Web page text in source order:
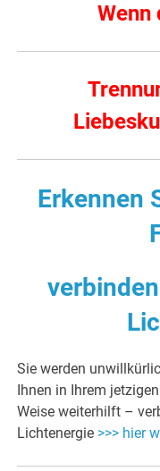
Wenn
Erkennen
Sie werden
Ihnen in Ihrem
Weise weiterhilft –
Lichtenergie >>> hier